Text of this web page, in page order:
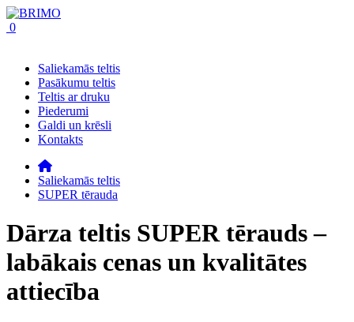
0
Saliekamās teltis
Pasākumu teltis
Teltis ar druku
Piederumi
Galdi un krēsli
Kontakts
Saliekamās teltis
SUPER tērauda
Dārza teltis SUPER tērauds –
labākais cenas un kvalitātes
attiecība